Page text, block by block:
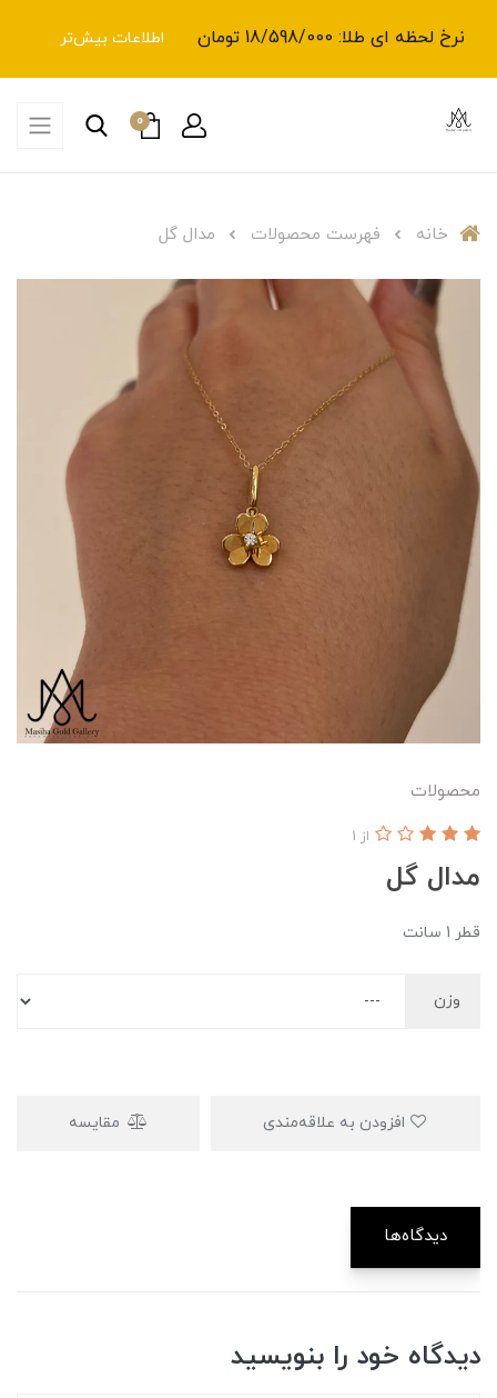
نرخ لحظه ای طلا: 18/598/000 تومان اطلاعات بیش‌تر
0
خانه فهرست محصولات مدال گل
محصولات
مدال گل
از 1
قطر 1 سانت
وزن
مقایسه
دیدگاه‌ها
دیدگاه خود را بنویسید